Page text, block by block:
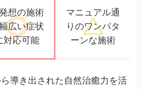
想の施術
広い症状
対応可能
マニュアル通
りのワンパタ
ーンな施術
導き出された自然治癒力を活